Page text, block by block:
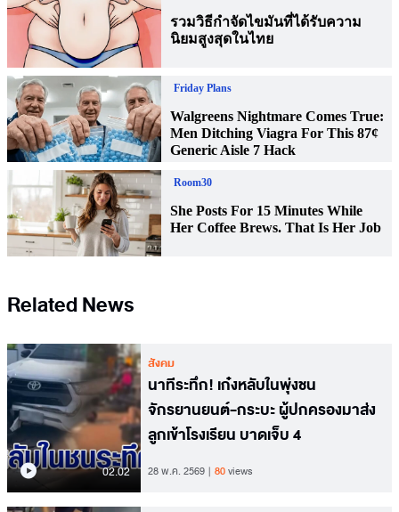
Related News
02.02
สังคม
นาทีระทึก! เก๋งหลับในพุ่งชน
จักรยานยนต์-กระบะ ผู้ปกครองมาส่ง
ลูกเข้าโรงเรียน บาดเจ็บ 4
28 พ.ค. 2569 80views